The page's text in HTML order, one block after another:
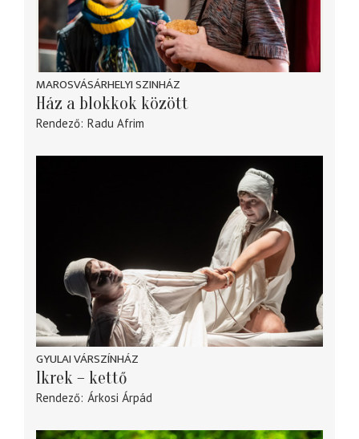
MAROSVÁSÁRHELYI SZINHÁZ
Ház a blokkok között
Rendező Radu Afrim
GYULAI VÁRSZÍNHÁZ
Ikrek – kettő
Rendező Árkosi Árpád